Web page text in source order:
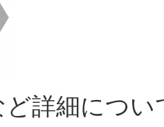
詳細につい